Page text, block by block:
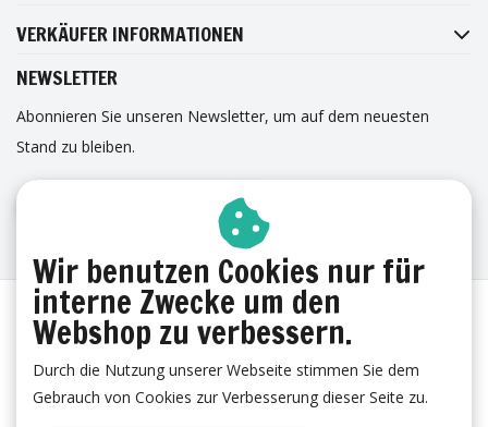
VERKÄUFER INFORMATIONEN
NEWSLETTER
Abonnieren Sie unseren Newsletter, um auf dem neuesten
Stand zu bleiben.
ANMELDUNG ZUM NEWSLETTER
Wir benutzen Cookies nur für
interne Zwecke um den
Webshop zu verbessern.
Durch die Nutzung unserer Webseite stimmen Sie dem
Gebrauch von Cookies zur Verbesserung dieser Seite zu.